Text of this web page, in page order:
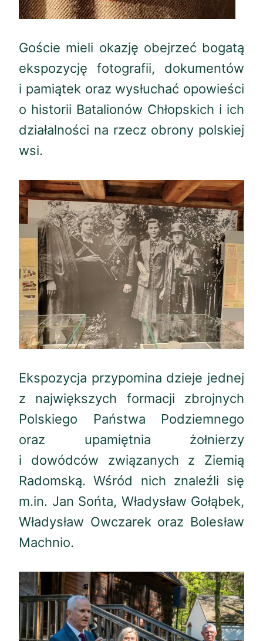
Goście mieli okazję obejrzeć bogatą
ekspozycję fotografii, dokumentów
i pamiątek oraz wysłuchać opowieści
o historii Batalionów Chłopskich i ich
działalności na rzecz obrony polskiej
wsi.
Ekspozycja przypomina dzieje jednej
z największych formacji zbrojnych
Polskiego Państwa Podziemnego
oraz upamiętnia żołnierzy
i dowódców związanych z Ziemią
Radomską. Wśród nich znaleźli się
m.in. Jan Sońta, Władysław Gołąbek,
Władysław Owczarek oraz Bolesław
Machnio.